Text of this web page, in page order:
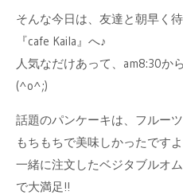
そんな今日は、友達と朝早く
『cafe Kaila』へ♪
人気なだけあって、am8:30か
(^o^;)
話題のパンケーキは、フルー
もちもちで美味しかったです
一緒に注文したベジタブルオ
で大満足!!